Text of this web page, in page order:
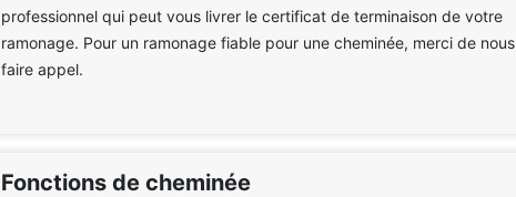
professionnel qui peut vous livrer le certificat de terminaison de votre
ramonage. Pour un ramonage fiable pour une cheminée, merci de nous
faire appel.
Fonctions de cheminée